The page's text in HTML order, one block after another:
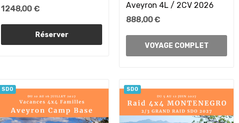
1 248,00 €
Réserver
Aveyron 4L / 2CV 2026
888,00 €
VOYAGE COMPLET
SDO SDO